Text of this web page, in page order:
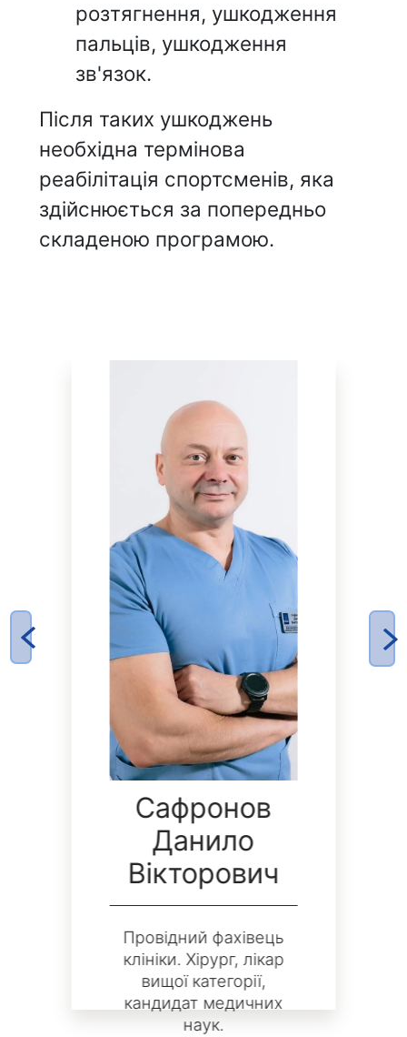
розтягнення, ушкодження
пальців, ушкодження
зв'язок.
Після таких ушкоджень
необхідна термінова
реабілітація спортсменів, яка
здійснюється за попередньо
складеною програмою.
Сафронов
Данило
Вікторович
Провідний фахівець
клініки. Хірург, лікар
вищої категорії,
кандидат медичних
наук.